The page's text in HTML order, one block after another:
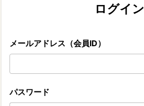
ログイン
メールアドレス（会員ID）
パスワード